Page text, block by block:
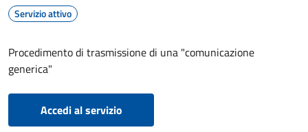
Servizio attivo
Procedimento di trasmissione di una "comunicazione
generica"
Accedi al servizio